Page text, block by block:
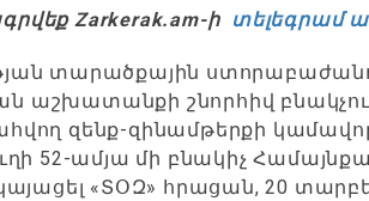
Zarkerak.am-ի տելեգրամ
տարածքային
աշխատանքի շնորհիվ
զենք-զինամթերքի կամավոր
52-ամյա մի բնակիչ
«ՏՕԶ» հրացան, 20